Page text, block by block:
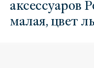
ПОПУЛЯРНЫЕ ЗАПРОСЫ
аксессуаров
малая, цвет